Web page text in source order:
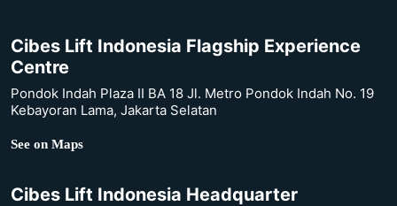
Cibes Lift Indonesia Flagship Experience
Centre
Pondok Indah Plaza II BA 18 Jl. Metro Pondok Indah No. 19
Kebayoran Lama, Jakarta Selatan
See on Maps
Cibes Lift Indonesia Headquarter